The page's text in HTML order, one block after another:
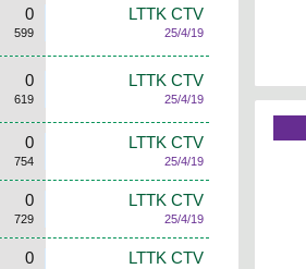
0
599
LTTK CTV
25/4/19
0
619
LTTK CTV
25/4/19
0
754
LTTK CTV
25/4/19
0
729
LTTK CTV
25/4/19
0 LTTK CTV